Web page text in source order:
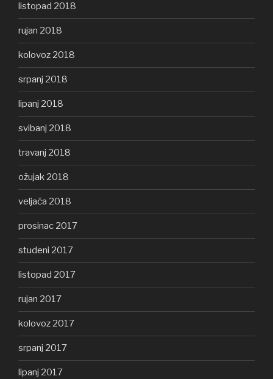
listopad 2018
rujan 2018
kolovoz 2018
srpanj 2018
lipanj 2018
svibanj 2018
travanj 2018
ožujak 2018
veljača 2018
prosinac 2017
studeni 2017
listopad 2017
rujan 2017
kolovoz 2017
srpanj 2017
lipanj 2017